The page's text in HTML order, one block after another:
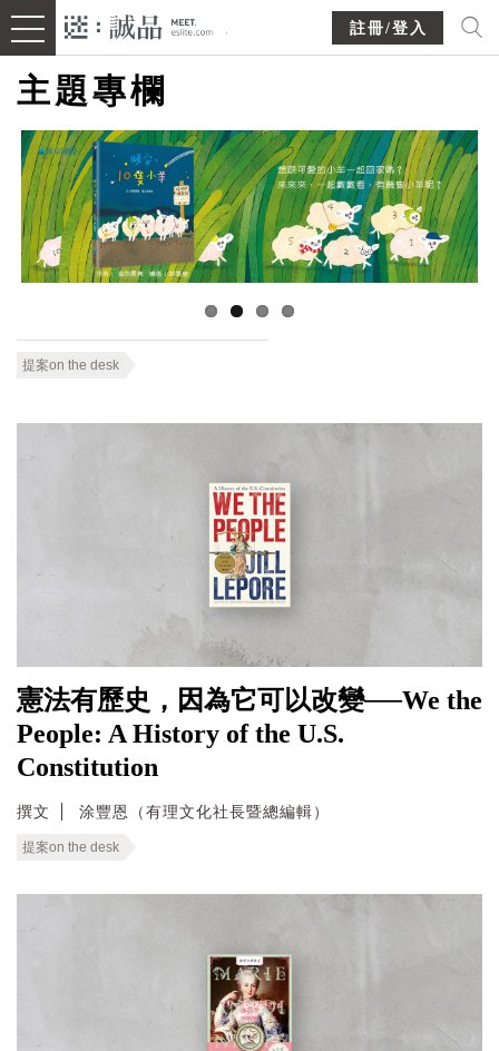
註冊/登入
主題專欄
提案on the desk
憲法有歷史，因為它可以改變──We the
People: A History of the U.S.
Constitution
撰文 涂豐恩（有理文化社長暨總編輯）
提案on the desk